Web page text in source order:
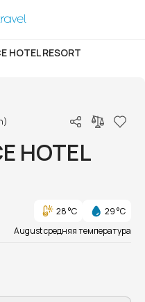
HOTEL RESORT
HOTEL
28 °C
29 °C
August средняя температура